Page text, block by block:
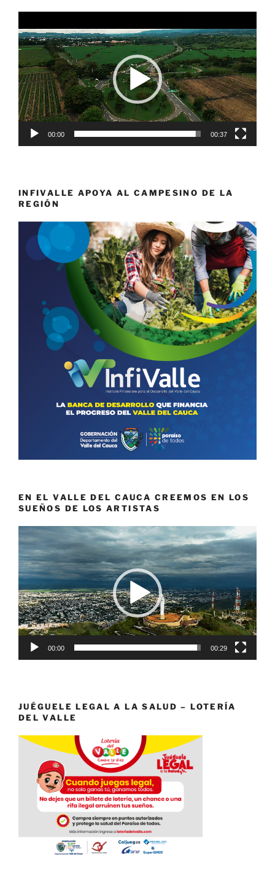
de
vídeo
00:00 00:37
INFIVALLE APOYA AL CAMPESINO DE LA
REGIÓN
EN EL VALLE DEL CAUCA CREEMOS EN LOS
SUEÑOS DE LOS ARTISTAS
Reproductor
de
vídeo
00:00 00:29
JUÉGUELE LEGAL A LA SALUD – LOTERÍA
DEL VALLE